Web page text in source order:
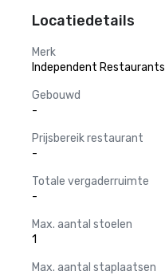
Locatiedetails
Merk
Independent Restaurants
Gebouwd
-
Prijsbereik restaurant
-
Totale vergaderruimte
-
Max. aantal stoelen
1
Max. aantal staplaatsen